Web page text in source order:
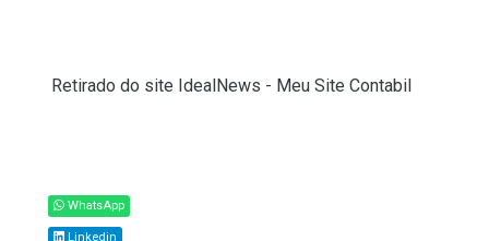
Retirado do site IdealNews - Meu Site Contabil
WhatsApp
Linkedin